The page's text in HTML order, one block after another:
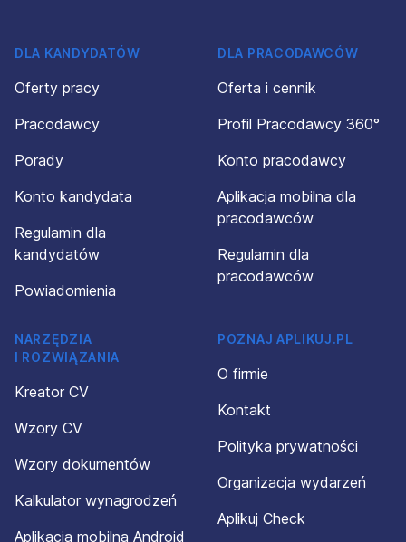
DLA KANDYDATÓW
Oferty pracy
Pracodawcy
Porady
Konto kandydata
Regulamin dla
kandydatów
Powiadomienia
DLA PRACODAWCÓW
Oferta i cennik
Profil Pracodawcy 360°
Konto pracodawcy
Aplikacja mobilna dla
pracodawców
Regulamin dla
pracodawców
NARZĘDZIA
I ROZWIĄZANIA
Kreator CV
Wzory CV
Wzory dokumentów
Kalkulator wynagrodzeń
Aplikacja mobilna Android
POZNAJ APLIKUJ.PL
O firmie
Kontakt
Polityka prywatności
Organizacja wydarzeń
Aplikuj Check